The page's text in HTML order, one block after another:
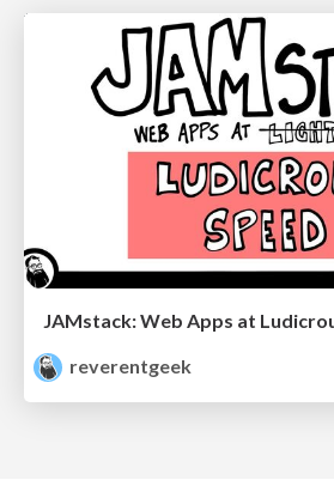
reverentgeek